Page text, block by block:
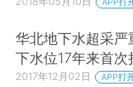
华北地下水超采严
下水位17年来首次
2017年12月02日 APP打